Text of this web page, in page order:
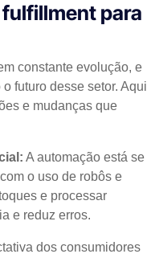
para
constante evolução, e
futuro desse setor. Aqui
e mudanças que
A automação está se
o uso de robôs e
e processar
e reduz erros.
dos consumidores